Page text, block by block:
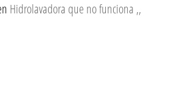
Hidrolavadora que no funciona ,,